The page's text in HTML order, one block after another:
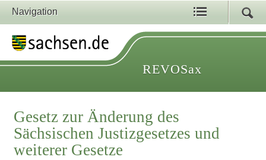
Navigation
REVOSax
Gesetz zur Änderung des
Sächsischen Justizgesetzes und
weiterer Gesetze